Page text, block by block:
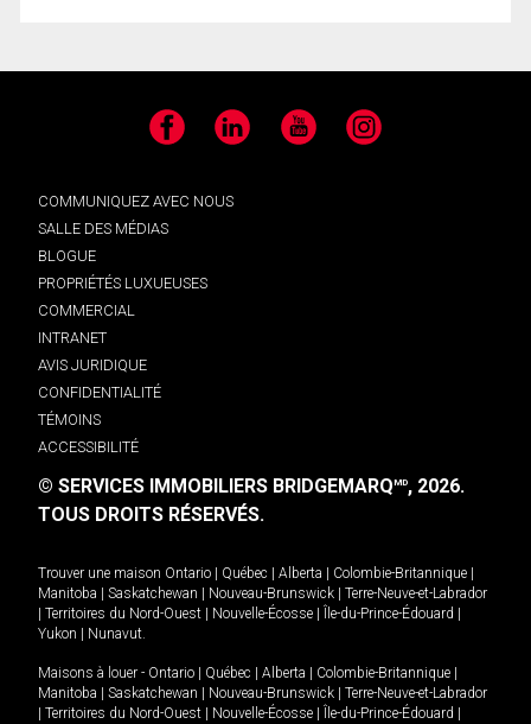
Facebook LinkedIn YouTube Instagram
COMMUNIQUEZ AVEC NOUS
SALLE DES MÉDIAS
BLOGUE
PROPRIÉTÉS LUXUEUSES
COMMERCIAL
INTRANET
AVIS JURIDIQUE
CONFIDENTIALITÉ
TÉMOINS
ACCESSIBILITÉ
© SERVICES IMMOBILIERS BRIDGEMARQMD, 2026.
TOUS DROITS RÉSERVÉS.
Trouver une maison Ontario Québec Alberta Colombie-Britannique
Manitoba
Saskatchewan Nouveau-Brunswick
Terre-Neuve-et-Labrador
Territoires du Nord-Ouest Nouvelle-Écosse Île-du-Prince-Édouard
Yukon
Nunavut.
Maisons à louer - Ontario Québec Alberta Colombie-Britannique
Manitoba
Saskatchewan Nouveau-Brunswick
Terre-Neuve-et-Labrador
Territoires du Nord-Ouest Nouvelle-Écosse Île-du-Prince-Édouard